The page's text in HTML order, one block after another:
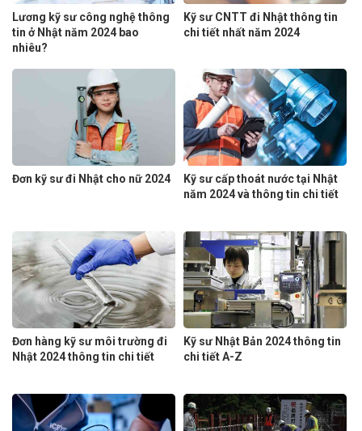
Lương kỹ sư công nghệ thông
tin ở Nhật năm 2024 bao
nhiêu?
Kỹ sư CNTT đi Nhật thông tin
chi tiết nhất năm 2024
Đơn kỹ sư đi Nhật cho nữ 2024
Kỹ sư cấp thoát nước tại Nhật
năm 2024 và thông tin chi tiết
Đơn hàng kỹ sư môi trường đi
Nhật 2024 thông tin chi tiết
Kỹ sư Nhật Bản 2024 thông tin
chi tiết A-Z